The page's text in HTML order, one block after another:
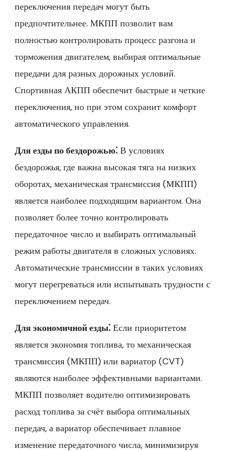
переключения передач могут быть
предпочтительнее. МКПП позволит вам
полностью контролировать процесс разгона и
торможения двигателем‚ выбирая оптимальные
передачи для разных дорожных условий.
Спортивная АКПП обеспечит быстрые и четкие
переключения‚ но при этом сохранит комфорт
автоматического управления.
Для езды по бездорожью⁚ В условиях
бездорожья‚ где важна высокая тяга на низких
оборотах‚ механическая трансмиссия (МКПП)
является наиболее подходящим вариантом. Она
позволяет более точно контролировать
передаточное число и выбирать оптимальный
режим работы двигателя в сложных условиях.
Автоматические трансмиссии в таких условиях
могут перегреваться или испытывать трудности с
переключением передач.
Для экономичной езды⁚ Если приоритетом
является экономия топлива‚ то механическая
трансмиссия (МКПП) или вариатор (CVT)
являются наиболее эффективными вариантами.
МКПП позволяет водителю оптимизировать
расход топлива за счёт выбора оптимальных
передач‚ а вариатор обеспечивает плавное
изменение передаточного числа‚ минимизируя